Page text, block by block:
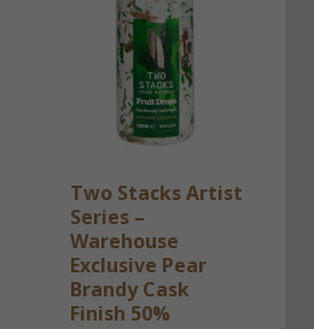
Two Stacks Artist
Series –
Warehouse
Exclusive Pear
Brandy Cask
Finish 50%